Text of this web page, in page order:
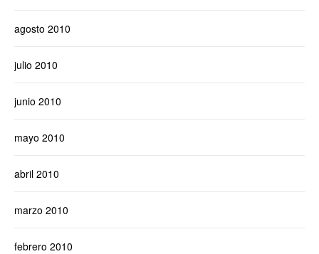
agosto 2010
julio 2010
junio 2010
mayo 2010
abril 2010
marzo 2010
febrero 2010